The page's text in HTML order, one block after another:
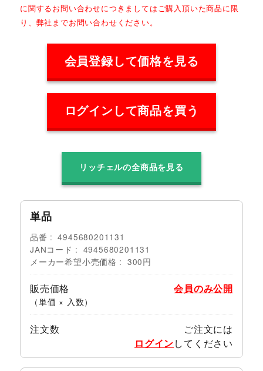
に関するお問い合わせにつきましてはご購入頂いた商品に限
り、弊社までお問い合わせください。
会員登録して価格を見る
ログインして商品を買う
リッチェルの全商品を見る
単品
品番
4945680201131
JANコード
4945680201131
メーカー希望小売価格
300円
販売価格
（単価 × 入数）
会員のみ公開
注文数
ご注文には
ログインしてください